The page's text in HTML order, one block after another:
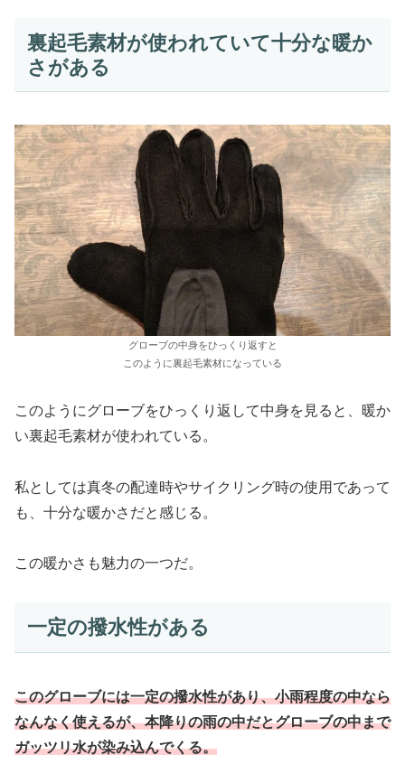
裏起毛素材が使われていて十分な暖か
さがある
グローブの中身をひっくり返すと
このように裏起毛素材になっている
このようにグローブをひっくり返して中身を見ると、暖か
い裏起毛素材が使われている。
私としては真冬の配達時やサイクリング時の使用であって
も、十分な暖かさだと感じる。
この暖かさも魅力の一つだ。
一定の撥水性がある
このグローブには一定の撥水性があり、小雨程度の中なら
なんなく使えるが、本降りの雨の中だとグローブの中まで
ガッツリ水が染み込んでくる。